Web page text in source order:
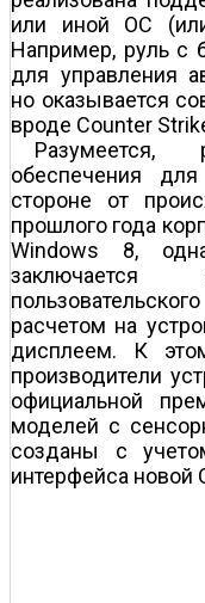
или иной ОС
Например, руль с
для управления
но оказывается
вроде Counter
Разумеется,
обеспечения
стороне от
прошлого года
Windows 8,
расчетом на
дисплеем. К
производители
официальной
моделей с
созданы с
интерфейса новой